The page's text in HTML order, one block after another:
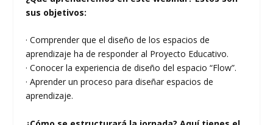
sus objetivos:
· Comprender que el diseño de los espacios de
aprendizaje ha de responder al Proyecto Educativo.
· Conocer la experiencia de diseño del espacio “Flow”.
· Aprender un proceso para diseñar espacios de
aprendizaje.